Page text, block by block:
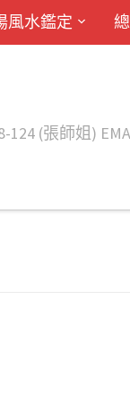
風水鑑定
(張師姐)